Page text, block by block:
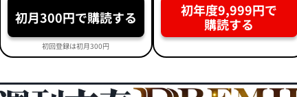
初月300円で購読する
初回登録は初月300円
初年度9,999円で
購読する